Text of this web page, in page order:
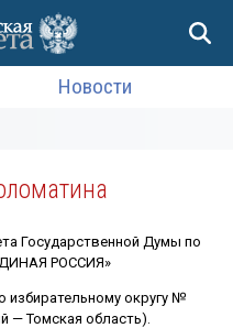
Новости
Государственной Думы по
РОССИЯ»
избирательному округу №
— Томская область).